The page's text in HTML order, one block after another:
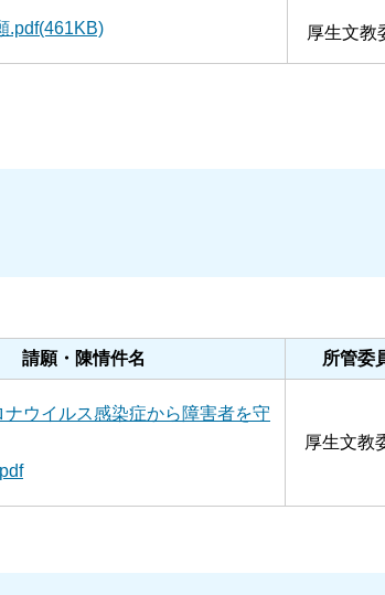
.pdf(461KB) 厚生文教
請願・陳情件名 所管委
ナウイルス感染症から障害者を守
厚生文教